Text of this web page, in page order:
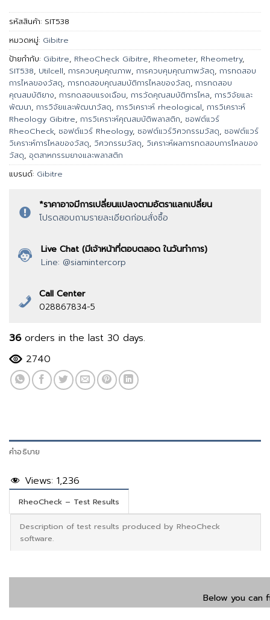
รหัสสินค้า: SIT538
หมวดหมู่: Gibitre
ป้ายกำกับ: Gibitre, RheoCheck Gibitre, Rheometer, Rheometry,
SIT538, Utilcell, การควบคุมคุณภาพ, การควบคุมคุณภาพวัสดุ, การทดสอบ
การไหลของวัสดุ, การทดสอบคุณสมบัติการไหลของวัสดุ, การทดสอบ
คุณสมบัติยาง, การทดสอบแรงเฉือน, การวัดคุณสมบัติการไหล, การวิจัยและ
พัฒนา, การวิจัยและพัฒนาวัสดุ, การวิเคราะห์ rheological, การวิเคราะห์
Rheology Gibitre, การวิเคราะห์คุณสมบัติพลาสติก, ซอฟต์แวร์
RheoCheck, ซอฟต์แวร์ Rheology, ซอฟต์แวร์วิศวกรรมวัสดุ, ซอฟต์แวร์
วิเคราะห์การไหลของวัสดุ, วิศวกรรมวัสดุ, วิเคราะห์ผลการทดสอบการไหลของ
วัสดุ, อุตสาหกรรมยางและพลาสติก
แบรนด์: Gibitre
*ราคาอาจมีการเปลี่ยนแปลงตามอัตราแลกเปลี่ยน
โปรดสอบถามรายละเอียดก่อนสั่งซื้อ
Live Chat (มีเจ้าหน้าที่ตอบตลอด ในวันทำการ)
Line: @siamintercorp
Call Center
028867834-5
36orders in the last 30 days.
2740
คำอธิบาย
Views: 1,236
RheoCheck – Test Results
Description of test results produced by RheoCheck
software.
Below you can